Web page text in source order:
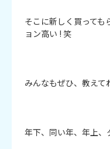
そこに新しく買っても
ョン高い ! 笑
みんなもぜひ、教えて
年下、同い年、年上、